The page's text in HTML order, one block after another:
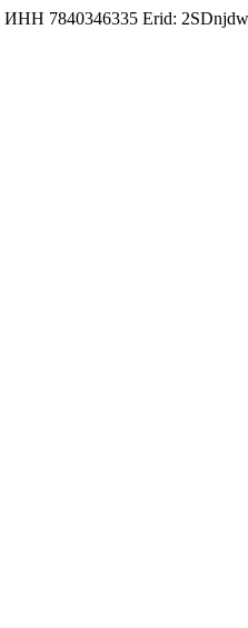
7840346335 Erid: